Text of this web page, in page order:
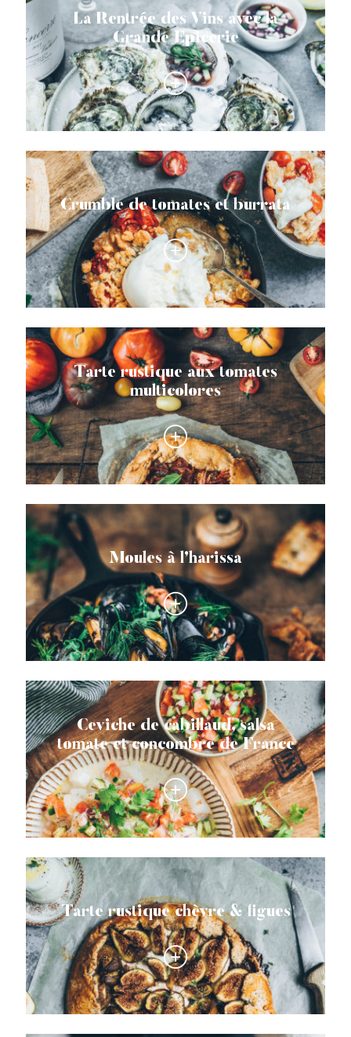
La Rentrée des Vins avec la
Grande Epicerie
Crumble de tomates et burrata
Tarte rustique aux tomates
multicolores
Moules à l’harissa
Ceviche de cabillaud, salsa
tomate et concombre de France
Tarte rustique chèvre & figues